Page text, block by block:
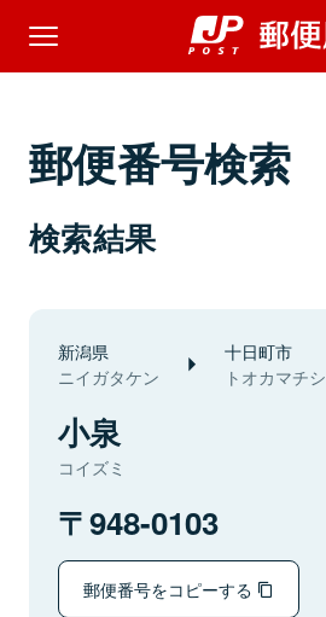
郵便番号検索
検索結果
新潟県
ニイガタケン
十日町市
トオカマチシ
小泉
コイズミ
948-0103
郵便番号をコピーする